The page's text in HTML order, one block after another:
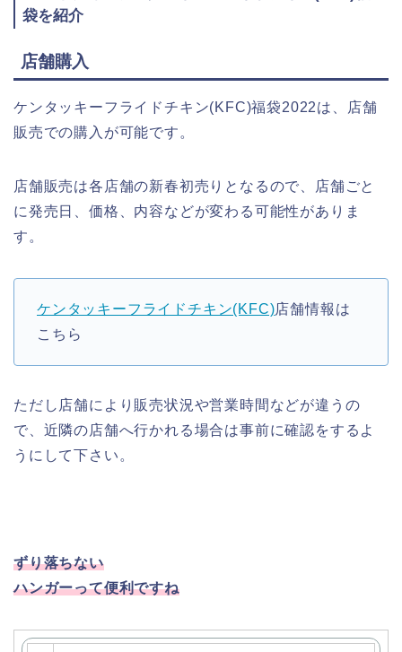
袋を紹介
店舗購入
ケンタッキーフライドチキン(KFC)福袋2022は、店舗
販売での購入が可能です。
店舗販売は各店舗の新春初売りとなるので、店舗ごと
に発売日、価格、内容などが変わる可能性がありま
す。
ケンタッキーフライドチキン(KFC)店舗情報は
こちら
ただし店舗により販売状況や営業時間などが違うの
で、近隣の店舗へ行かれる場合は事前に確認をするよ
うにして下さい。
ずり落ちない
ハンガーって便利ですね